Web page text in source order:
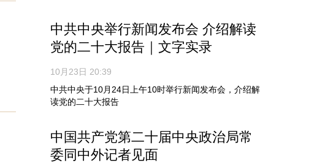
中共中央举行新闻发布会 介绍解读
党的二十大报告｜文字实录
10月23日 20:39
中共中央于10月24日上午10时举行新闻发布会，介绍解
读党的二十大报告
中国共产党第二十届中央政治局常
委同中外记者见面